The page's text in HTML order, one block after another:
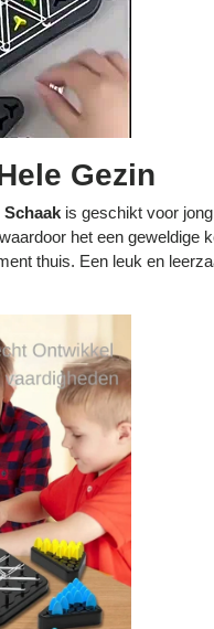
Gezin
is geschikt voor
het een geweldige
thuis. Een leuk en